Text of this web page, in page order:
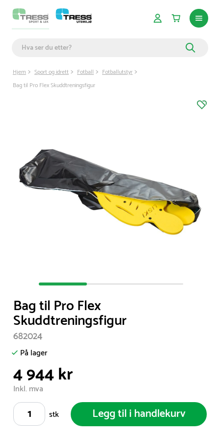
Hjem Sport og idrett Fotball
Fotballutstyr
Bag til Pro Flex Skuddtreningsfigur
of
3
Bag til Pro Flex
Skuddtreningsfigur
682024
På lager
4 944 kr
Inkl. mva
stk
Legg til i handlekurv